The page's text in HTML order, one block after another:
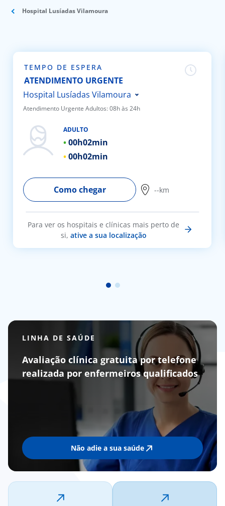
Sport
Hospital Lusíadas Vilamoura
TEMPO DE ESPERA
ATENDIMENTO URGENTE
Hospital Lusíadas Vilamoura
Hospital Lusíadas Braga
Hospital Lusíadas Lisboa
Hospital Lusíadas Paços de
Ferreira
Atendimento Urgente Adultos: 08h às 24h
ADULTO
00h02min
00h02min
Como chegar --km
Para ver os hospitais e clínicas mais perto de
si, ative a sua localização
LINHA DE SAÚDE
Não adie a sua saúde
Avaliação clínica gratuita por telefone
realizada por enfermeiros qualificados